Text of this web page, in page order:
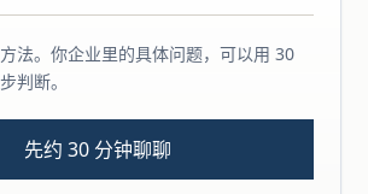
法。你企业里的具体问题，可以用 30
判断。
先约 30 分钟聊聊